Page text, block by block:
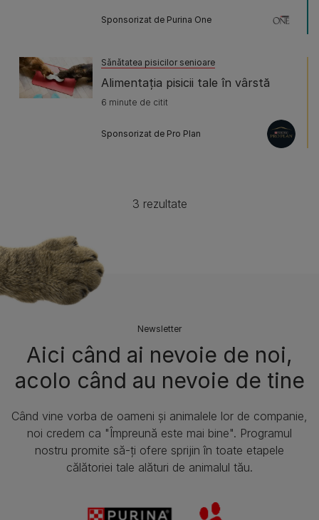
Sponsorizat de Purina One
Sănătatea pisicilor senioare
Alimentaţia pisicii tale în vârstă
6 minute de citit
Sponsorizat de Pro Plan
3 rezultate
Newsletter
Aici când ai nevoie de noi,
acolo când au nevoie de tine​
Când vine vorba de oameni și animalele lor de companie,
noi credem ca "Împreună este mai bine". Programul
nostru promite să-ți ofere sprijin în toate etapele
călătoriei tale alături de animalul tău.